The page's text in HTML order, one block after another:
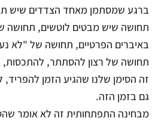
ברגע שמסתמן מאחד הצדדים שיש
תחושה שיש מבטים לוטשים, תחושה
באיברים הפרטיים, תחושה של "לא
תחושה של רצון להסתתר, להתכסות,
זה הסימן שלנו שהגיע הזמן
גם בזמן הזה.
מבחינה התפתחותית זה לא אומר